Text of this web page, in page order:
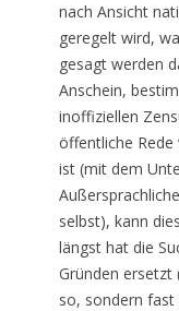
nach Ansicht
geregelt wird,
gesagt werden
Anschein,
inoffiziellen
öffentliche Rede
ist (mit dem
selbst), kann
längst hat die
Gründen ersetzt
so, sondern fast